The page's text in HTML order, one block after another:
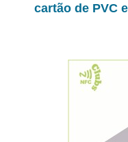
cartão de PVC